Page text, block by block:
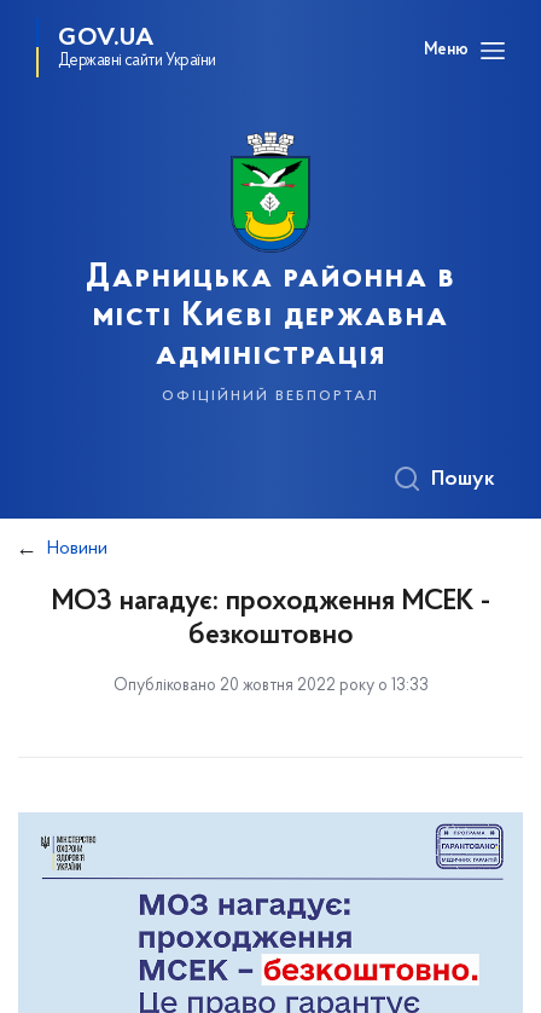
GOV.UA
Державні сайти України
Меню
Дарницька районна в
місті Києві державна
адміністрація
офіційний вебпортал
Пошук
Новини
МОЗ нагадує: проходження МСЕК -
безкоштовно
Опубліковано 20 жовтня 2022 року о 13:33